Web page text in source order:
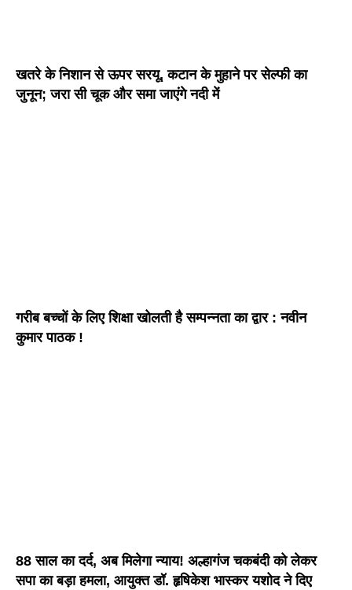
खतरे के निशान से ऊपर सरयू, कटान के मुहाने पर सेल्फी का
जुनून; जरा सी चूक और समा जाएंगे नदी में
गरीब बच्चों के लिए शिक्षा खोलती है सम्पन्नता का द्वार : नवीन
कुमार पाठक !
88 साल का दर्द, अब मिलेगा न्याय! अल्हागंज चकबंदी को लेकर
सपा का बड़ा हमला, आयुक्त डॉ. हृषिकेश भास्कर यशोद ने दिए